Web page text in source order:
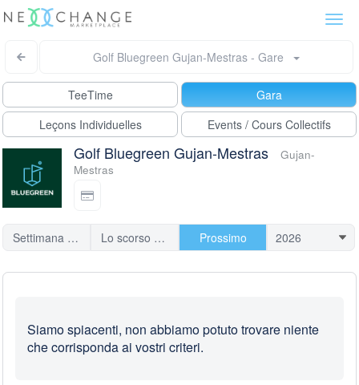
Golf Bluegreen Gujan-Mestras - Gare
TeeTime
Gara
Leçons Individuelles
Events / Cours Collectifs
Golf Bluegreen Gujan-Mestras
Gujan-
Mestras
Settimana scorsa Lo scorso mese Prossimo
Siamo spiacenti, non abbiamo potuto trovare niente
che corrisponda ai vostri criteri.